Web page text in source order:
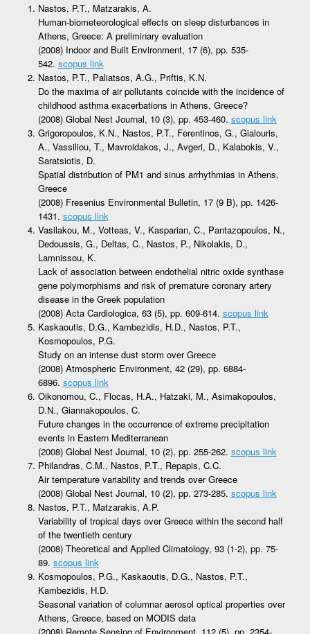
Nastos, P.T., Matzarakis, A.
Human-biometeorological effects on sleep disturbances in
Athens, Greece: A preliminary evaluation
(2008) Indoor and Built Environment, 17 (6), pp. 535-
542. scopus link
Nastos, P.T., Paliatsos, A.G., Priftis, K.N.
Do the maxima of air pollutants coincide with the incidence of
childhood asthma exacerbations in Athens, Greece?
(2008) Global Nest Journal, 10 (3), pp. 453-460. scopus link
Grigoropoulos, K.N., Nastos, P.T., Ferentinos, G., Gialouris,
A., Vassiliou, T., Mavroidakos, J., Avgeri, D., Kalabokis, V.,
Saratsiotis, D.
Spatial distribution of PM1 and sinus arrhythmias in Athens,
Greece
(2008) Fresenius Environmental Bulletin, 17 (9 B), pp. 1426-
1431. scopus link
Vasilakou, M., Votteas, V., Kasparian, C., Pantazopoulos, N.,
Dedoussis, G., Deltas, C., Nastos, P., Nikolakis, D.,
Lamnissou, K.
Lack of association between endothelial nitric oxide synthase
gene polymorphisms and risk of premature coronary artery
disease in the Greek population
(2008) Acta Cardiologica, 63 (5), pp. 609-614. scopus link
Kaskaoutis, D.G., Kambezidis, H.D., Nastos, P.T.,
Kosmopoulos, P.G.
Study on an intense dust storm over Greece
(2008) Atmospheric Environment, 42 (29), pp. 6884-
6896. scopus link
Oikonomou, C., Flocas, H.A., Hatzaki, M., Asimakopoulos,
D.N., Giannakopoulos, C.
Future changes in the occurrence of extreme precipitation
events in Eastern Mediterranean
(2008) Global Nest Journal, 10 (2), pp. 255-262. scopus link
Philandras, C.M., Nastos, P.T., Repapis, C.C.
Air temperature variability and trends over Greece
(2008) Global Nest Journal, 10 (2), pp. 273-285. scopus link
Nastos, P.T., Matzarakis, A.P.
Variability of tropical days over Greece within the second half
of the twentieth century
(2008) Theoretical and Applied Climatology, 93 (1-2), pp. 75-
89. scopus link
Kosmopoulos, P.G., Kaskaoutis, D.G., Nastos, P.T.,
Kambezidis, H.D.
Seasonal variation of columnar aerosol optical properties over
Athens, Greece, based on MODIS data
(2008) Remote Sensing of Environment, 112 (5), pp. 2354-